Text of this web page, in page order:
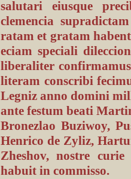
salutari eiusque
clemencia
ratam et gratam
eciam speciali
liberaliter
literam conscribi
Legniz anno domini
ante festum beati
Bronezlao Buziwoy,
Henrico de Zyliz,
Zheshov, nostre
habuit in commisso.